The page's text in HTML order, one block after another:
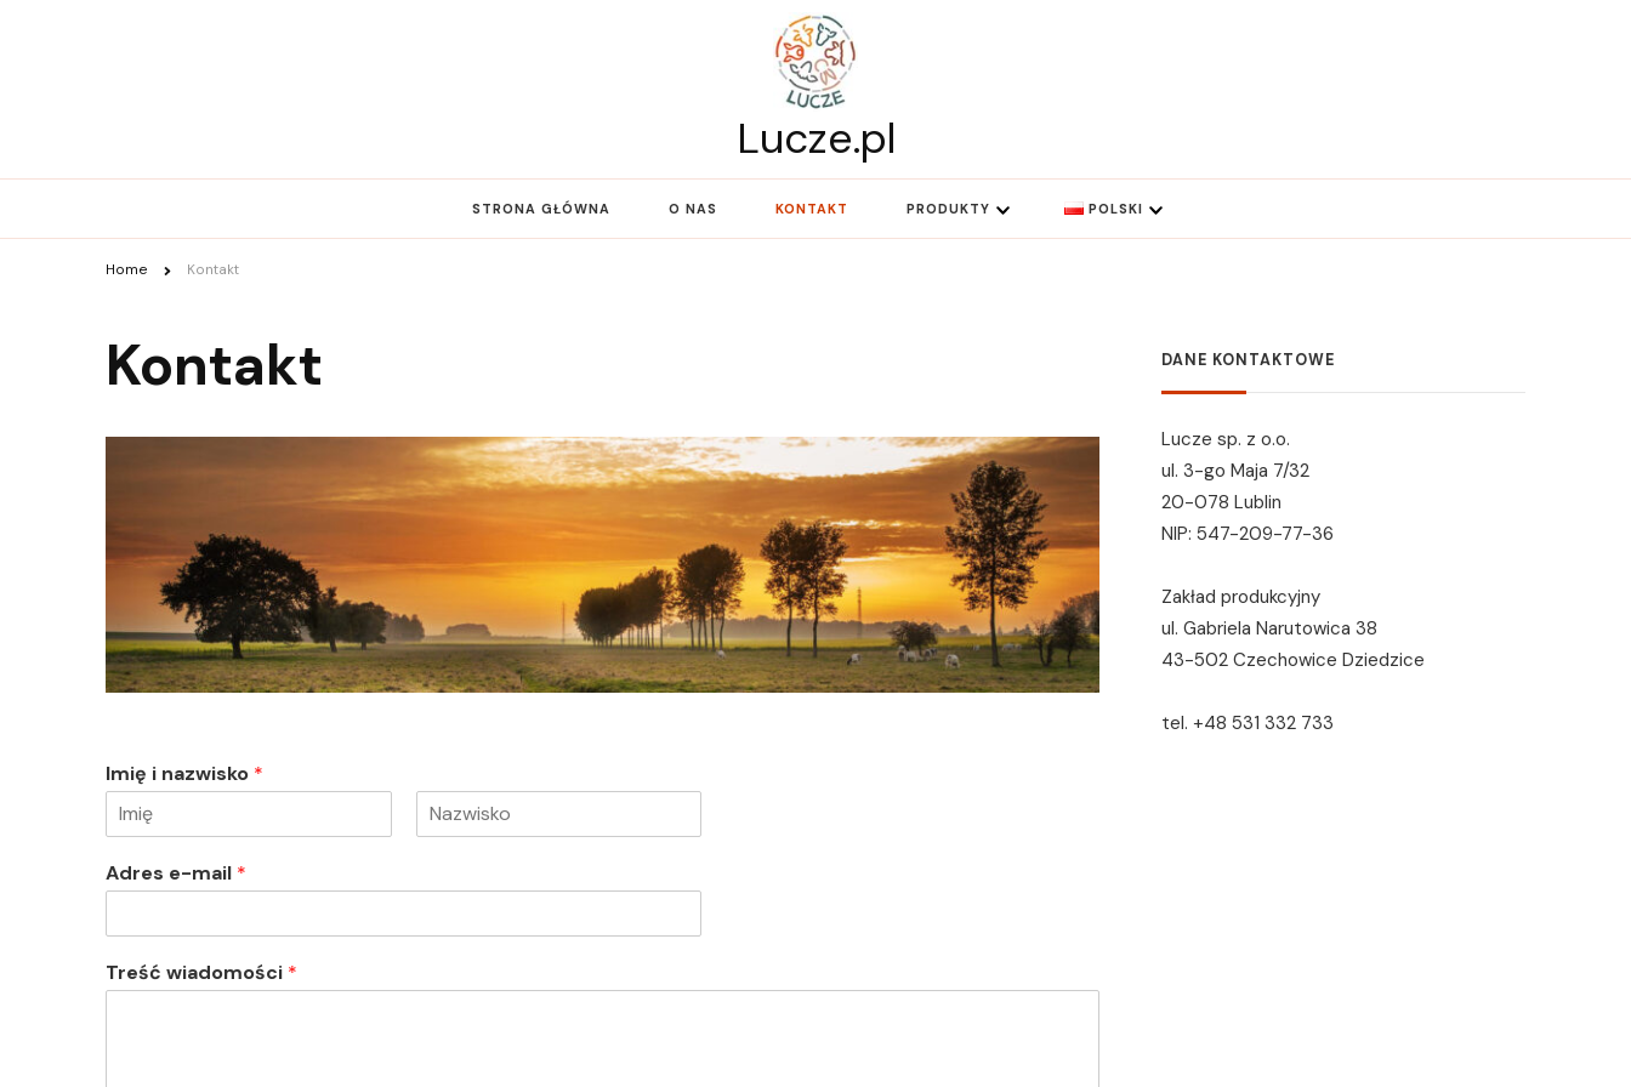
Lucze.pl
STRONA GŁÓWNA O NAS KONTAKT PRODUKTY POLSKI
Home Kontakt
Kontakt
Imię i nazwisko *
Adres e-mail *
Treść wiadomości *
DANE KONTAKTOWE
Lucze sp. z o.o.
ul. 3-go Maja 7/32
20-078 Lublin
NIP: 547-209-77-36
Zakład produkcyjny
ul. Gabriela Narutowica 38
43-502 Czechowice Dziedzice
tel. +48 531 332 733